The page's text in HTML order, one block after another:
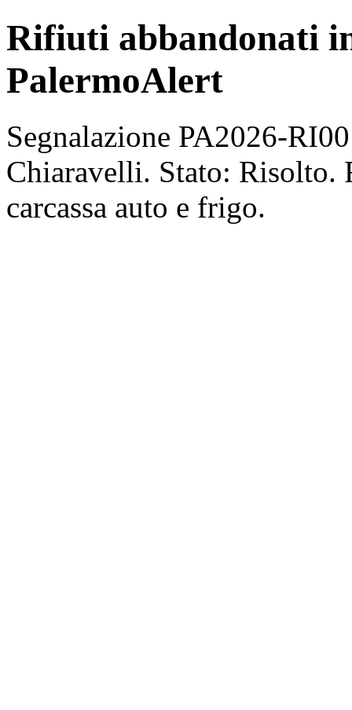
Rifiuti abbandonati
PalermoAlert
Segnalazione PA2026-
Chiaravelli. Stato:
carcassa auto e frigo.